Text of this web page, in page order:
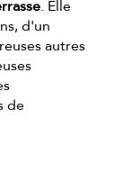
. Elle
d'un
autres
de